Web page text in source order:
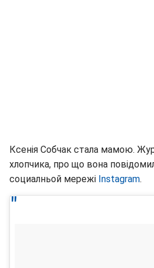
Ксенія Собчак стала мамою.
хлопчика, про що вона
социалньой мережі Instagram.